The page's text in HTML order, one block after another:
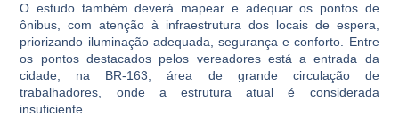
O estudo também deverá mapear e adequar os pontos de
ônibus, com atenção à infraestrutura dos locais de espera,
priorizando iluminação adequada, segurança e conforto. Entre
os pontos destacados pelos vereadores está a entrada da
cidade, na BR-163, área de grande circulação de
trabalhadores, onde a estrutura atual é considerada
insuficiente.